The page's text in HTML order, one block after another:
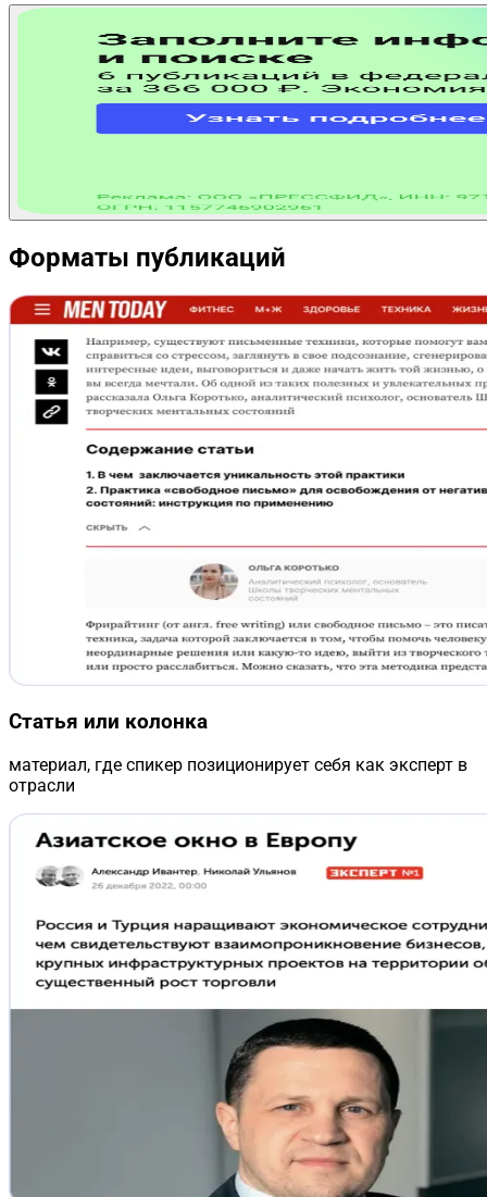
Форматы публикаций
Статья или колонка
материал, где спикер позиционирует себя как эксперт в
отрасли